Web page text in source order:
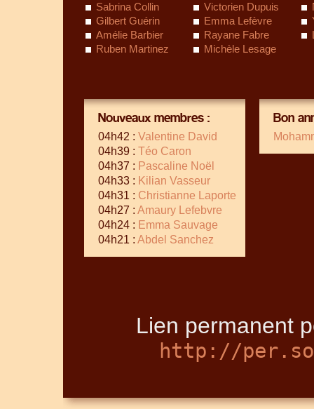
Sabrina Collin
Victorien Dupuis
Gilbert Guérin
Emma Lefèvre
Amélie Barbier
Rayane Fabre
Ruben Martinez
Michèle Lesage
Nouveaux membres :
04h42 : Valentine David
04h39 : Téo Caron
04h37 : Pascaline Noël
04h33 : Kilian Vasseur
04h31 : Christianne Laporte
04h27 : Amaury Lefebvre
04h24 : Emma Sauvage
04h21 : Abdel Sanchez
Bon
Lien permanent
http://